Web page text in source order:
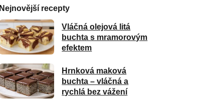
Nejnovější recepty
Vláčná olejová litá
buchta s mramorovým
efektem
Hrnková maková
buchta – vláčná a
rychlá bez vážení